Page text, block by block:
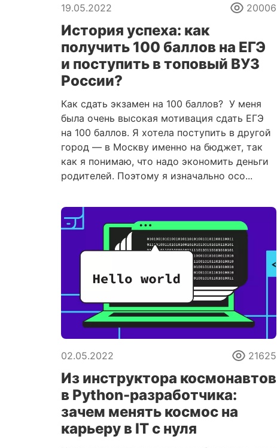
19.05.2022 20006
История успеха: как
получить 100 баллов на ЕГЭ
и поступить в топовый ВУЗ
России?
Как сдать экзамен на 100 баллов? У меня
была очень высокая мотивация сдать ЕГЭ
на 100 баллов. Я хотела поступить в другой
город — в Москву именно на бюджет, так
как я понимаю, что надо экономить деньги
родителей. Поэтому я изначально осо...
02.05.2022 21625
Из инструктора космонавтов
в Python-разработчика:
зачем менять космос на
карьеру в IT с нуля